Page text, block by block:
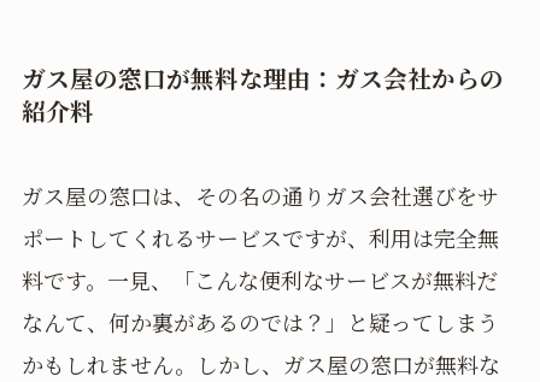
ガス屋の窓口が無料な理由：ガス会社からの
紹介料
ガス屋の窓口は、その名の通りガス会社選びをサ
ポートしてくれるサービスですが、利用は完全無
料です。一見、「こんな便利なサービスが無料だ
なんて、何か裏があるのでは？」と疑ってしまう
かもしれません。しかし、ガス屋の窓口が無料な